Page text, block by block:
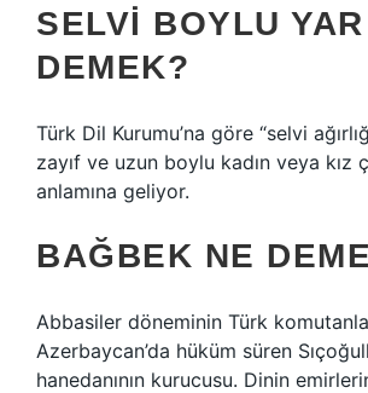
SELVI BOYLU
DEMEK?
Türk Dil Kurumu’na göre “selvi
zayıf ve uzun boylu kadın veya kız
anlamına geliyor.
BAĞBEK NE
Abbasiler döneminin Türk
Azerbaycan’da hüküm süren
hanedanının kurucusu. Dinin